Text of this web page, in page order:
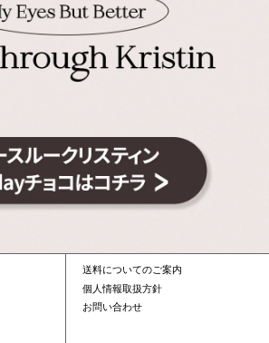
送料についてのご案内
個人情報取扱方針
お問い合わせ